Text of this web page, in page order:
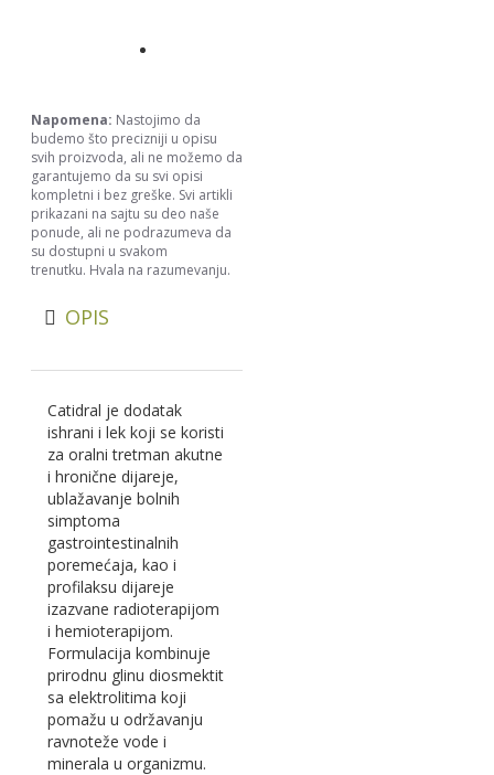
Napomena: Nastojimo da
budemo što precizniji u opisu
svih proizvoda, ali ne možemo da
garantujemo da su svi opisi
kompletni i bez greške. Svi artikli
prikazani na sajtu su deo naše
ponude, ali ne podrazumeva da
su dostupni u svakom
trenutku. Hvala na razumevanju.
OPIS
Catidral je dodatak
ishrani i lek koji se koristi
za oralni tretman akutne
i hronične dijareje,
ublažavanje bolnih
simptoma
gastrointestinalnih
poremećaja, kao i
profilaksu dijareje
izazvane radioterapijom
i hemioterapijom.
Formulacija kombinuje
prirodnu glinu diosmektit
sa elektrolitima koji
pomažu u održavanju
ravnoteže vode i
minerala u organizmu.